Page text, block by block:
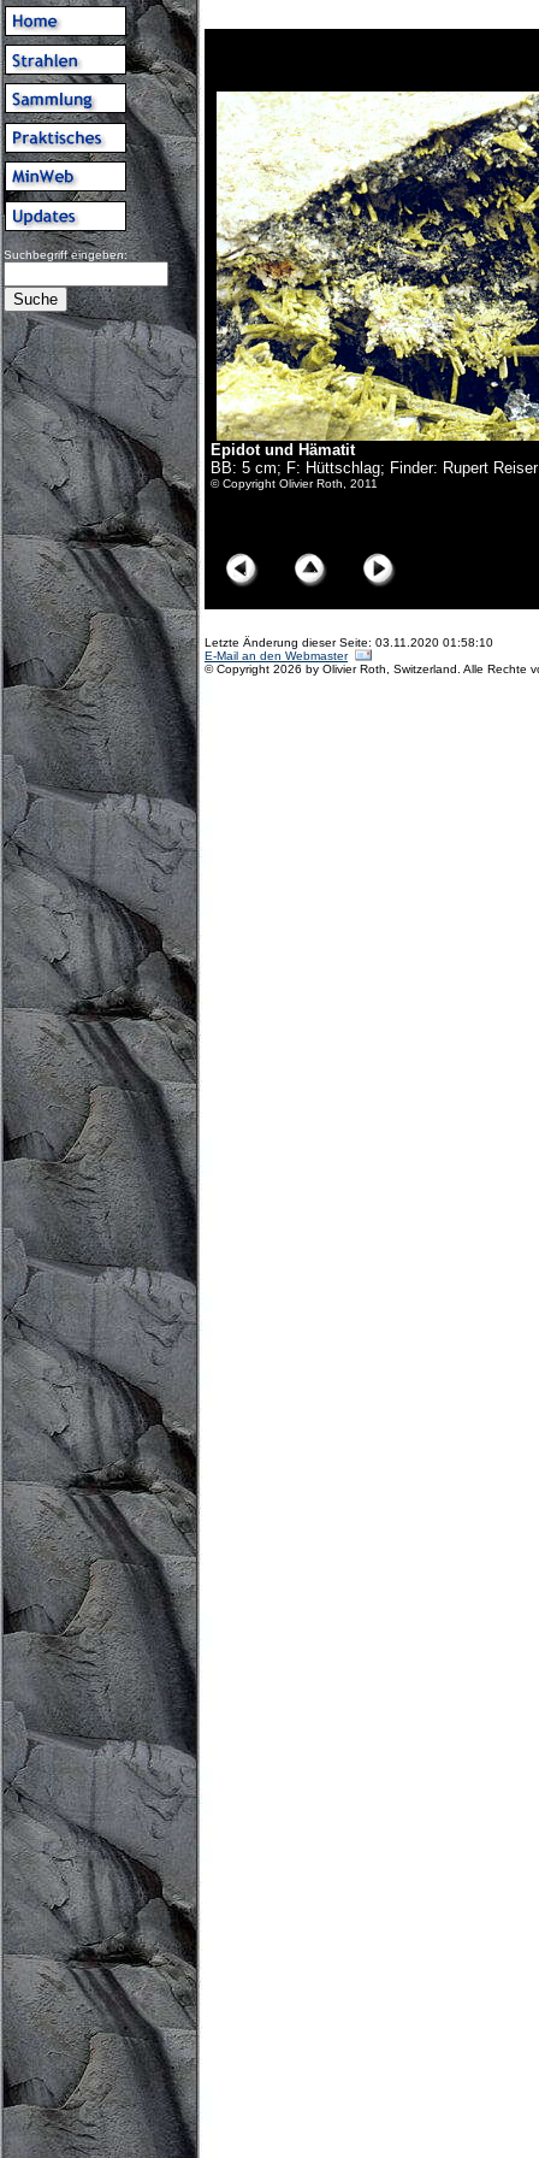
Suchbegriff eingeben:
Epidot und Hämatit
BB: 5 cm; F: Hüttschlag; Finder: Rupert
© Copyright Olivier Roth, 2011
Letzte Änderung dieser Seite: 03.11.2020 01:58:10
E-Mail an den Webmaster
© Copyright 2026 by Olivier Roth, Switzerland. Alle Rechte